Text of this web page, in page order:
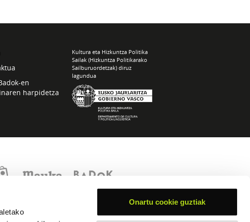
Onartu cookie guztiak
en
harpidetza
Kultura eta Hizkuntza Politika
Sailak (Hizkuntza Politikarako
Sailburuordetzak) diruz
lagundua